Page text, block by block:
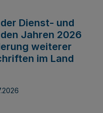
Dienst- und
Jahren 2026
weiterer
im Land